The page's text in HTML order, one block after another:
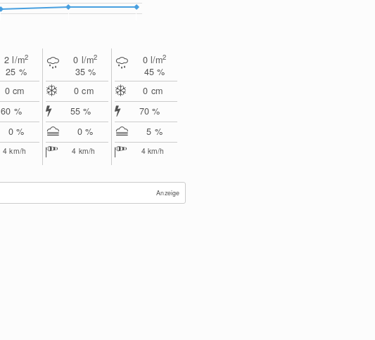
2l/m2
25 %
0cm
60 %
0 %
4km/h
0 l/m2
35 %
0cm
55 %
0 %
4 km/h
0 l/m2
45 %
0 cm
70 %
5 %
4km/h
Anzeige